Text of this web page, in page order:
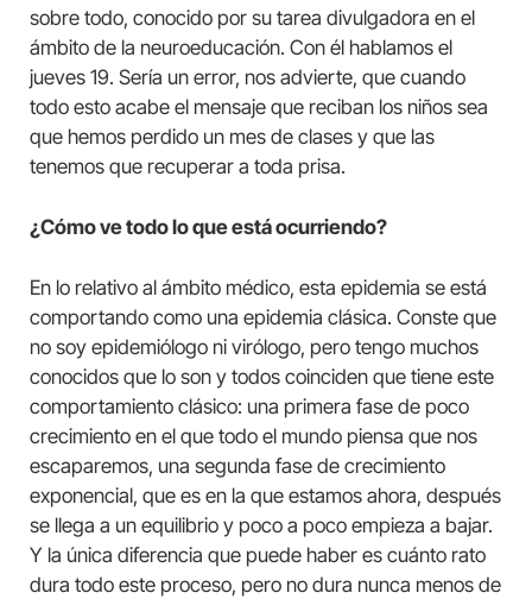
sobre todo, conocido por su tarea divulgadora en el
ámbito de la neuroeducación. Con él hablamos el
jueves 19. Sería un error, nos advierte, que cuando
todo esto acabe el mensaje que reciban los niños sea
que hemos perdido un mes de clases y que las
tenemos que recuperar a toda prisa.
¿Cómo ve todo lo que está ocurriendo?
En lo relativo al ámbito médico, esta epidemia se está
comportando como una epidemia clásica. Conste que
no soy epidemiólogo ni virólogo, pero tengo muchos
conocidos que lo son y todos coinciden que tiene este
comportamiento clásico: una primera fase de poco
crecimiento en el que todo el mundo piensa que nos
escaparemos, una segunda fase de crecimiento
exponencial, que es en la que estamos ahora, después
se llega a un equilibrio y poco a poco empieza a bajar.
Y la única diferencia que puede haber es cuánto rato
dura todo este proceso, pero no dura nunca menos de